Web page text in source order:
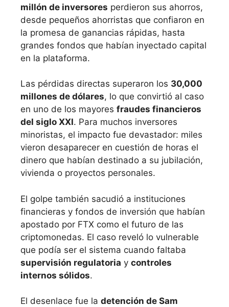
millón de inversores perdieron sus ahorros,
desde pequeños ahorristas que confiaron en
la promesa de ganancias rápidas, hasta
grandes fondos que habían inyectado capital
en la plataforma.
Las pérdidas directas superaron los 30,000
millones de dólares, lo que convirtió al caso
en uno de los mayores fraudes financieros
del siglo XXI. Para muchos inversores
minoristas, el impacto fue devastador: miles
vieron desaparecer en cuestión de horas el
dinero que habían destinado a su jubilación,
vivienda o proyectos personales.
El golpe también sacudió a instituciones
financieras y fondos de inversión que habían
apostado por FTX como el futuro de las
criptomonedas. El caso reveló lo vulnerable
que podía ser el sistema cuando faltaba
supervisión regulatoria y controles
internos sólidos.
El desenlace fue la detención de Sam